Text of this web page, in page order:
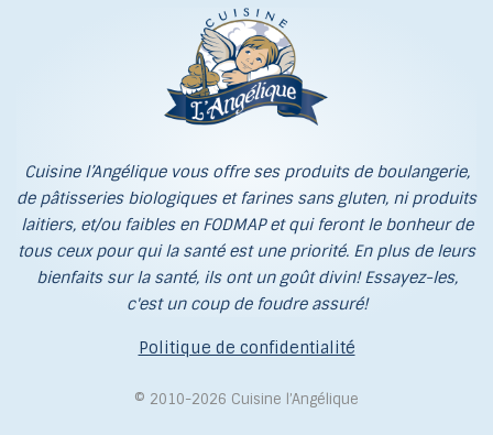
Cuisine l’Angélique vous offre ses produits de boulangerie,
de pâtisseries biologiques et farines sans gluten, ni produits
laitiers, et/ou faibles en FODMAP et qui feront le bonheur de
tous ceux pour qui la santé est une priorité. En plus de leurs
bienfaits sur la santé, ils ont un goût divin! Essayez-les,
c'est un coup de foudre assuré!
Politique de confidentialité
© 2010-2026 Cuisine l’Angélique